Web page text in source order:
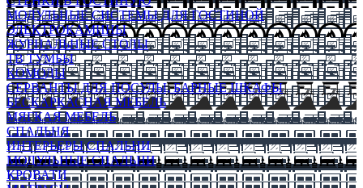
МОДУЛЬНЫЕ СИСТЕМЫ ДЛЯ ГОСТИНОЙ
ЭЛЕКТРОКАМИНЫ
ЖУРНАЛЬНЫЕ СТОЛЫ
ТВ ТУМБЫ
КОМОДЫ
СЕРВАНТЫ ДЛЯ ПОСУДЫ, БАРНЫЕ ШКАФЫ
БЕСКАРКАСНАЯ МЕБЕЛЬ
МЯГКАЯ МЕБЕЛЬ
СПАЛЬНЯ
ИНТЕРЬЕРЫ СПАЛЬНИ
МОДУЛЬНЫЕ СПАЛЬНИ
КРОВАТИ